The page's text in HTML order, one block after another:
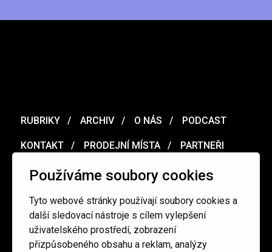
Používáme soubory cookies
Tyto webové stránky používají soubory cookies a
další sledovací nástroje s cílem vylepšení
uživatelského prostředí, zobrazení
přizpůsobeného obsahu a reklam, analýzy
RUBRIKY ARCHIV O NÁS PODCAST
KONTAKT PRODEJNÍ MÍSTA PARTNEŘI
MERCH VOUCHER
Ochrana osobních údajů / Obchodní podmínky